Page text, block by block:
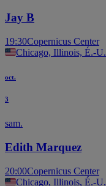
Jay B
19:30Copernicus Center
Chicago, Illinois, É.-U.
oct.
3
sam.
Edith Marquez
20:00Copernicus Center
Chicago, Illinois, É.-U.